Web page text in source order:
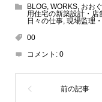
BLOG, WORKS, おお
用住宅の新築設計・
日々の仕事, 現場監理
00
コメント: 0